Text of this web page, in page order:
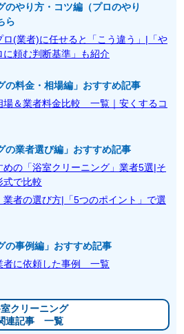
のやり方・コツ編（プロのやり
ら
(業者)に任せると「こう違う」|「や
に頼む判断基準」も紹介
の料金・相場編」おすすめ記事
場＆業者料金比較 一覧｜安くするコ
の業者選び編」おすすめ記事
めの「浴室クリーニング」業者5選|そ
式で比較
業者の選び方|「5つのポイント」で選
の事例編」おすすめ記事
者に依頼した事例 一覧
クリーニング
連記事 一覧